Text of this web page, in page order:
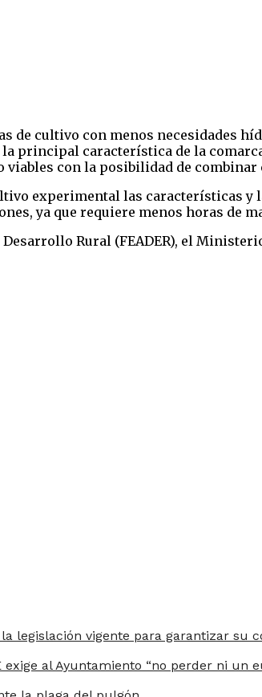
cultivo con menos necesidades
principal característica de la
con la posibilidad de
experimental las características y
ya que requiere menos horas de
Rural (FEADER), el
legislación vigente para garantizar su
al Ayuntamiento “no perder ni un